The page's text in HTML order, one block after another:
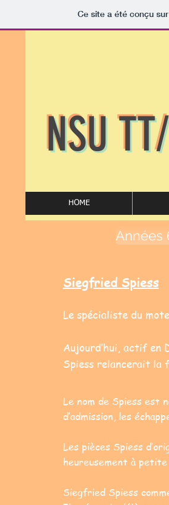
Ce site a été conçu
NSU
HOME
Années
Siegfried Spiess
Le spécialiste du
Aujourd’hui, actif en
Spiess relancerait la
Le nom de Spiess est
d’admission, les
Les pièces Spiess
heureusement à
Siegfried Spiess